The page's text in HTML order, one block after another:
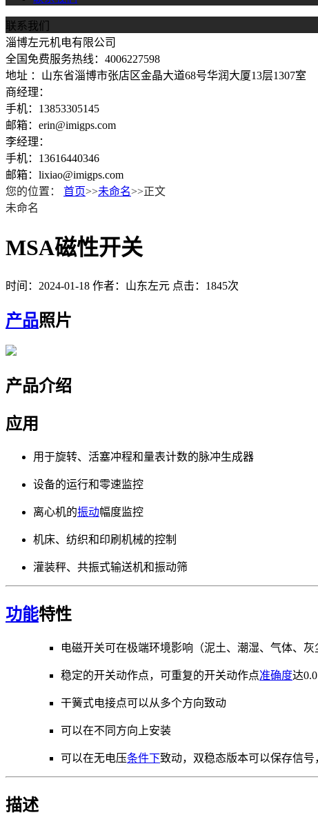
联系我们
淄博左元机电有限公司
全国免费服务热线：4006227598
地址 ：山东省淄博市张店区金晶大道68号华润大厦13层1307室
商经理：
手机：13853305145
邮箱：erin@imigps.com
李经理：
手机：13616440346
邮箱：lixiao@imigps.com
您的位置：
首页>>未命名>>正文
未命名
MSA磁性开关
时间：2024-01-18 作者：山东左元 点击：1845次
产品照片
产品介绍
应用
用于旋转、活塞冲程和量表计数的脉冲生成器
设备的运行和零速监控
离心机的振动幅度监控
机床、纺织和印刷机械的控制
灌装秤、共振式输送机和振动筛
功能特性
电磁开关可在极端环境影响（泥土、潮湿、气体、灰
稳定的开关动作点，可重复的开关动作点准确度达
干簧式电接点可以从多个方向致动
可以在不同方向上安装
可以在无电压条件下致动，双稳态版本可以保存信
描述